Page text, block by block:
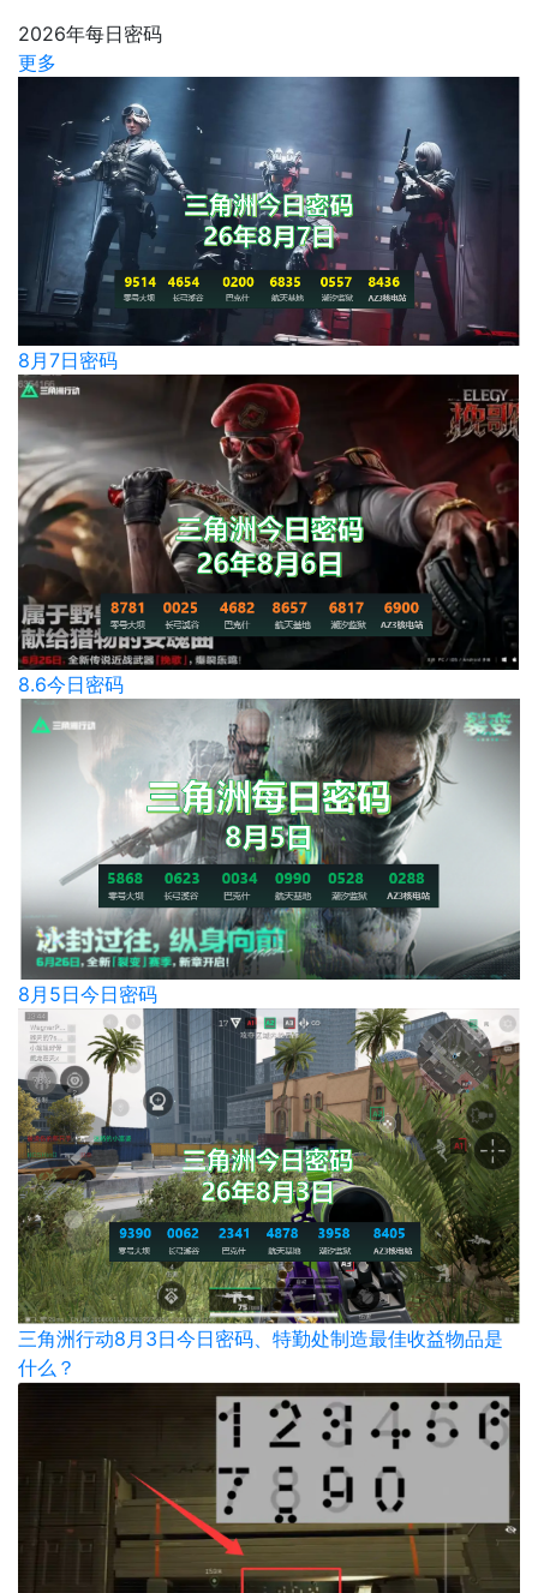
2026年每日密码
更多
8月7日密码
8.6今日密码
8月5日今日密码
三角洲行动8月3日今日密码、特勤处制造最佳收益物品是
什么？